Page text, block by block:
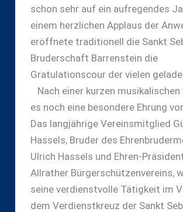
schon sehr auf ein aufregendes
einem herzlichen Applaus der
eröffnete traditionell die Sankt
Bruderschaft Barrenstein die
Gratulationscour der vielen
Nach einer kurzen musikalischen
es noch eine besondere Ehrung
Das langjährige Vereinsmitglied
Hassels, Bruder des
Ulrich Hassels und Ehren-
Allrather Bürgerschützenvereins,
seine verdienstvolle Tätigkeit im
dem Verdienstkreuz der Sankt